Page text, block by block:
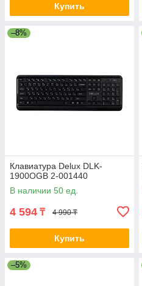
Купить
–8%
Клавиатура Delux DLK-
1900OGB 2-001440
В наличии 50 ед.
4 594 ₸ 4 990 ₸
Купить
–5%